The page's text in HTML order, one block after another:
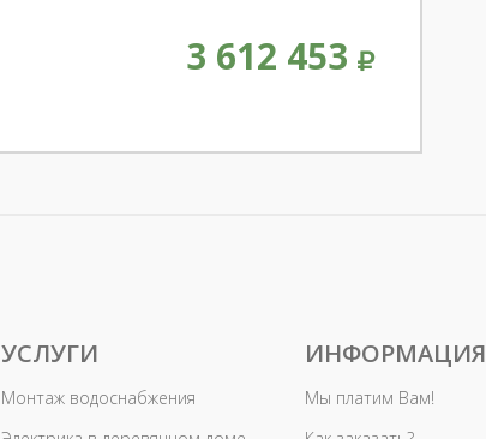
3 612 453
УСЛУГИ
Монтаж водоснабжения
ИНФОРМАЦИЯ
Мы платим Вам!